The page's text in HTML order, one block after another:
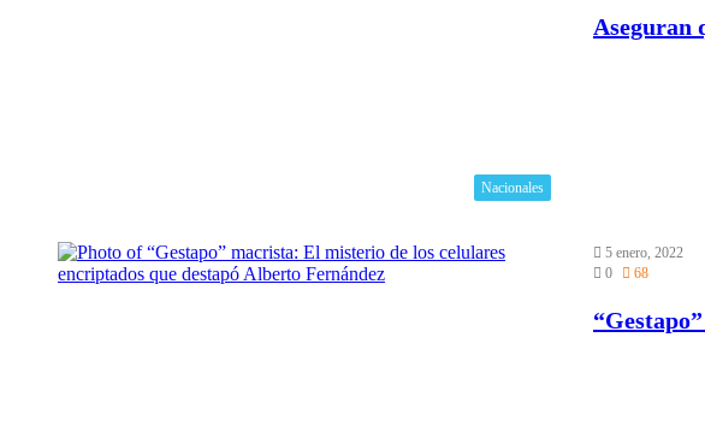
Nacionales
Aseguran
5 enero, 2022
0
68